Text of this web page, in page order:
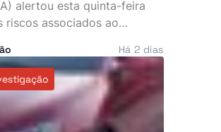
após descoberta
alertou esta quinta-feira
riscos associados ao
e Motu Rouge, depois de
laboratoriais terem
a presença não declarada
um medicamento
prescrição médica utilizado
Há 2 dias